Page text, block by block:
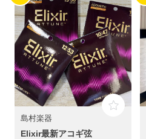
島村楽器
Elixir最新アコギ弦